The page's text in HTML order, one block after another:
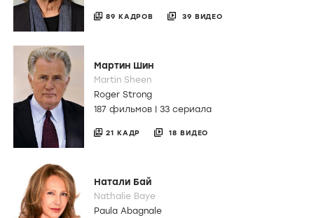
89 КАДРОВ 39 ВИДЕО
Мартин Шин
Martin Sheen
Roger Strong
187 фильмов | 33 сериала
21 КАДР 18 ВИДЕО
Натали Бай
Nathalie Baye
Paula Abagnale